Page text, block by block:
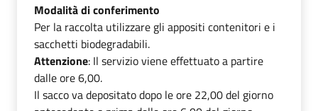
Modalità di conferimento
Per la raccolta utilizzare gli appositi contenitori e i
sacchetti biodegradabili.
Attenzione: Il servizio viene effettuato a partire
dalle ore 6,00.
Il sacco va depositato dopo le ore 22,00 del giorno